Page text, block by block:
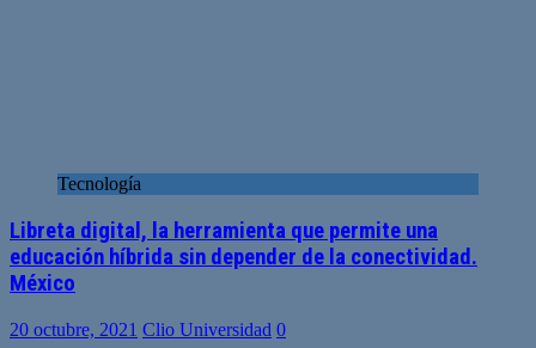
Tecnología
Libreta digital, la herramienta que permite una
educación híbrida sin depender de la conectividad.
México
20 octubre, 2021 Clio Universidad 0